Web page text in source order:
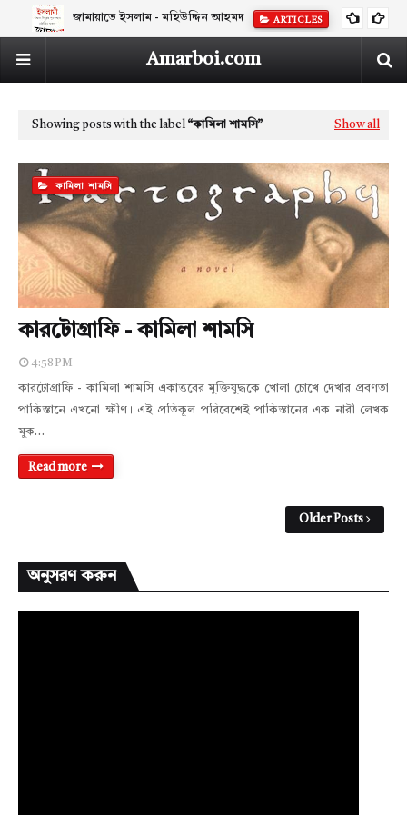
জামায়াতে ইসলাম - মহিউদ্দিন আহমদ ARTICLES
Amarboi.com
Showing posts with the label কামিলা শামসি Show all
কামিলা শামসি
কারটোগ্রাফি - কামিলা শামসি
4:58 PM
কারটোগ্রাফি - কামিলা শামসি একাত্তরের মুক্তিযুদ্ধকে খোলা চোখে দেখার প্রবণতা
পাকিস্তানে এখনো ক্ষীণ। এই প্রতিকূল পরিবেশেই পাকিস্তানের এক নারী লেখক
মুক…
Read more
Older Posts
অনুসরণ করুন